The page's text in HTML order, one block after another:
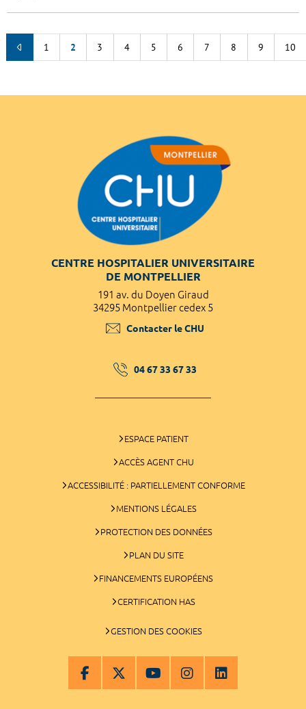
1 2 3 4 5 6 7 8 9 10
CENTRE HOSPITALIER UNIVERSITAIRE
DE MONTPELLIER
191 av. du Doyen Giraud
34295 Montpellier cedex 5
Contacter le CHU
04 67 33 67 33
ESPACE PATIENT
ACCÈS AGENT CHU
ACCESSIBILITÉ : PARTIELLEMENT CONFORME
MENTIONS LÉGALES
PROTECTION DES DONNÉES
PLAN DU SITE
FINANCEMENTS EUROPÉENS
CERTIFICATION HAS
GESTION DES COOKIES